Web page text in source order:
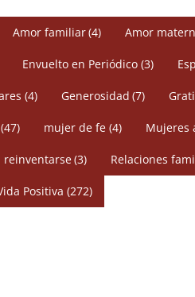
Amor familiar(4) Amor
Envuelto en Periódico (3)
(4) Generosidad (7)
(47) mujer de fe (4) Mujeres
reinventarse(3) Relaciones
Positiva (272)